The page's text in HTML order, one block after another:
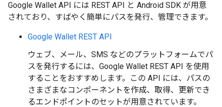
Google Wallet API には REST API と Android SDK が用意
されており、すばやく簡単にパスを発行、管理できます。
Google Wallet REST API
ウェブ、メール、SMS などのプラットフォームでパ
スを発行するには、Google Wallet REST API を使用
することをおすすめします。この API には、パスの
さまざまなコンポーネントを作成、取得、更新でき
るエンドポイントのセットが用意されています。